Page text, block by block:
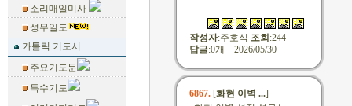
소리매일미사
성무일도
가톨릭 기도서
주요기도문
특수기도
작성자:주호식 조회 :244
답글:0개 2026/05/30
6867. [화현 이벽 ...]